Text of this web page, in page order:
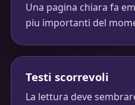
Una pagina chiara fa
piu importanti del
Testi scorrevoli
La lettura deve